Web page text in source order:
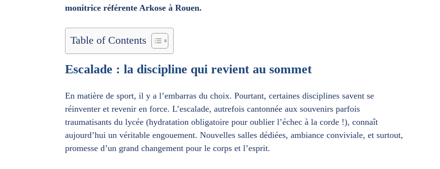
monitrice référente Arkose à Rouen.
Table of Contents
Escalade : la discipline qui revient au sommet
En matière de sport, il y a l’embarras du choix. Pourtant, certaines disciplines savent se
réinventer et revenir en force. L’escalade, autrefois cantonnée aux souvenirs parfois
traumatisants du lycée (hydratation obligatoire pour oublier l’échec à la corde !), connaît
aujourd’hui un véritable engouement. Nouvelles salles dédiées, ambiance conviviale, et surtout,
promesse d’un grand changement pour le corps et l’esprit.